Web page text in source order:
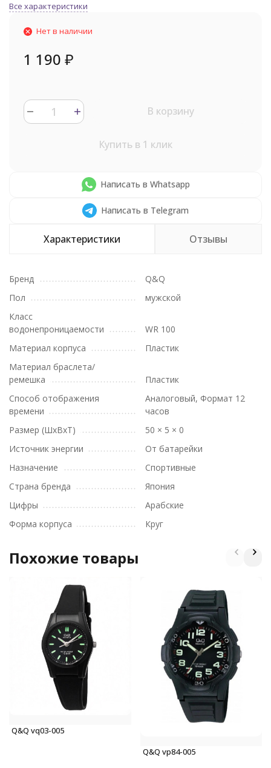
Все характеристики
Нет в наличии
1 190 ₽
В корзину
Купить в 1 клик
Написать в Whatsapp
Написать в Telegram
Характеристики Отзывы
Бренд
Q&Q
Пол
мужской
Класс
водонепроницаемости
WR 100
Материал корпуса
Пластик
Материал браслета/
ремешка
Пластик
Способ отображения
времени
Аналоговый, Формат 12
часов
Размер (ШхВхТ)
50 × 5 × 0
Источник энергии
От батарейки
Назначение
Спортивные
Страна бренда
Япония
Цифры
Арабские
Форма корпуса
Круг
Похожие товары
Q&Q vq03-005
Q&Q vp84-005